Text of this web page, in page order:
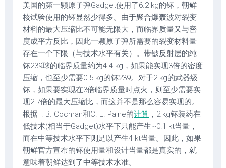
美国的第一颗原子弹Gadget使用了6.2 kg的钚，朝鲜
核试验使用的钚显然少得多。由于聚合爆轰波对裂变
材料的最大压缩比不可能无限大，而临界质量又与密
度成平方反比，因此一颗原子弹所需要的裂变材料量
存在一个下限（与技术水平有关）。带铍反射层的纯
钚239球的临界质量约为4.4 kg，如果能实现3倍的密度
压缩，也至少需要0.5 kg的钚239。对于2 kg的武器级
钚，如果要实现在3倍临界质量时点火，则至少需要实
现2.7倍的最大压缩比，而这并不是那么容易实现的。
根据T. B. Cochran和C. E. Paine的计算 ，2 kg钚装药在
低技术(相当于Gadget)水平下只能产生~0.1 kt当量，
而在中等技术水平下则足以产生4 kt当量。因此，如果
朝鲜官方宣布的钚使用量和设计当量都是真实的，就
意味着朝鲜达到了中等技术水准。